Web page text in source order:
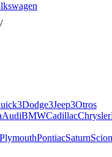
/
3Dodge3Jeep3Otros
AudiBMWCadillacChrysler
PlymouthPontiacSaturnScion